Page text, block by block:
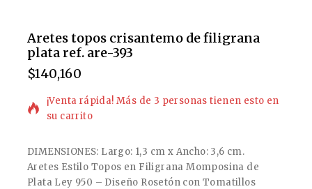
Aretes topos crisantemo de filigrana
plata ref. are-393
$140,160
20 productos vendidos en las últimas 5 horas
¡Venta rápida! Más de 3 personas tienen esto en
su carrito
DIMENSIONES: Largo: 1,3 cm x Ancho: 3,6 cm.
Aretes Estilo Topos en Filigrana Momposina de
Plata Ley 950 – Diseño Rosetón con Tomatillos